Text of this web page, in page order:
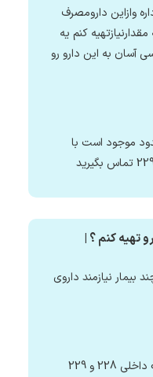
وازاین دارومصرف
کنم یه
آسان به این دارو رو
محدود موجود است با
تهیه کنم ؟ |
بیمار نیازمند داروی
با سلام لطفا با شماره 05131908 داخلی 228 و 229